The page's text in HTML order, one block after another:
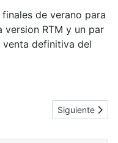
de verano para
version RTM y un par
venta definitiva del
Track por defecto
Artículo
Siguiente